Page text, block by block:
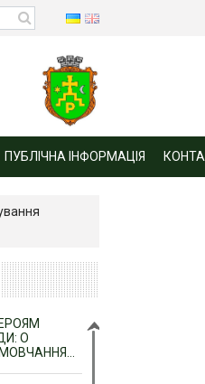
ПУБЛІЧНА ІНФОРМАЦІЯ
О